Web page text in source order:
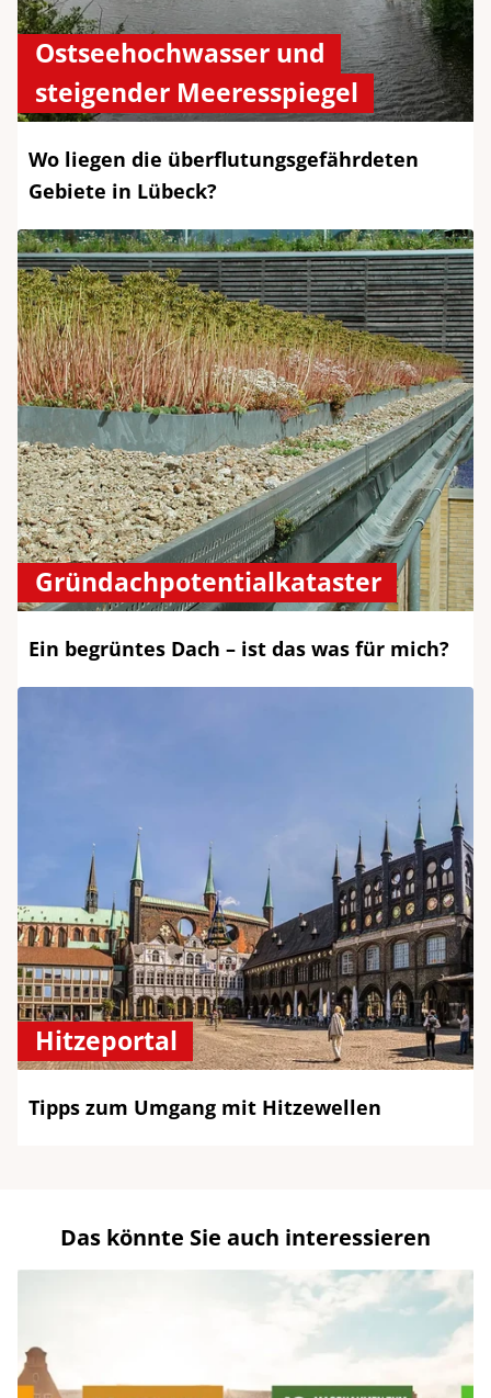
Ostseehochwasser und
steigender Meeresspiegel
Wo liegen die überflutungsgefährdeten
Gebiete in Lübeck?
Gründachpotentialkataster
Ein begrüntes Dach – ist das was für mich?
Hitzeportal
Tipps zum Umgang mit Hitzewellen
Das könnte Sie auch interessieren